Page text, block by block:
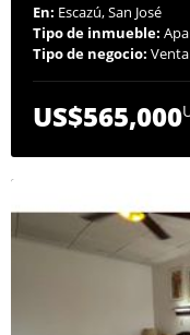
En: Escazú, San José
Tipo de inmueble:
Tipo de negocio: Venta
US$565,000